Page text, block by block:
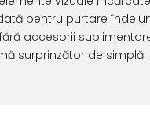
pentru purtare
accesorii
surprinzător de simplă.